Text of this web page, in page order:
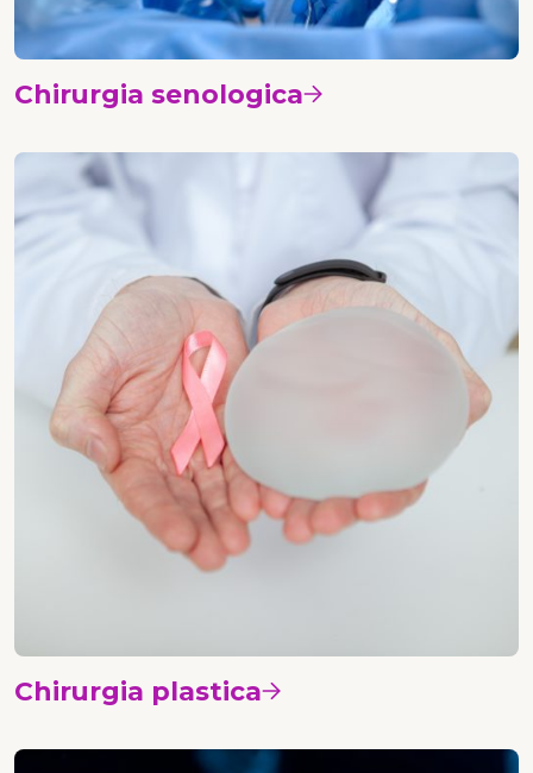
Chirurgia senologica Vedi i corsi
Chirurgia plastica
Chirurgia plastica Vedi i corsi
Patologia e genetica